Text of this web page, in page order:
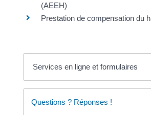
(AEEH)
Prestation de compensation du
Services en ligne et formulaires
Questions ? Réponses !